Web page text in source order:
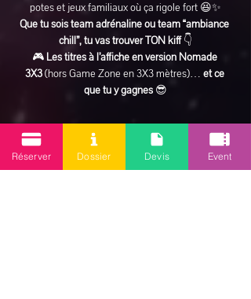
potes et jeux familiaux où ça rigole fort 😆✨
Que tu sois team adrénaline ou team “ambiance
chill”, tu vas trouver TON kiff 👇
🎮 Les titres à l’affiche en version Nomade
3X3 (hors Game Zone en 3X3 mètres)… et ce
que tu y gagnes 😎
En lire plus >
Réserver Dossier Devis Event